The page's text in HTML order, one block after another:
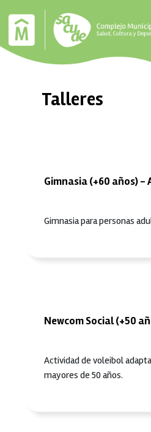
Pasar al contenido principal
Talleres
Gimnasia (+60 años)
Gimnasia para personas
Newcom Social (+50
Actividad de voleibol
mayores de 50 años.